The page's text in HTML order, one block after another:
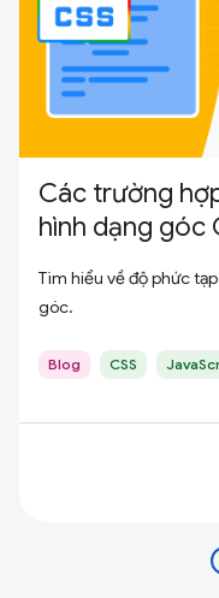
Các trường
hình dạng góc
Tìm hiểu về độ phức
góc.
Blog CSS